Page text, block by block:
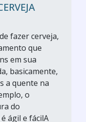
fazer cerveja,
que
em sua
basicamente,
a quente na
o
do
ágil e fácilA